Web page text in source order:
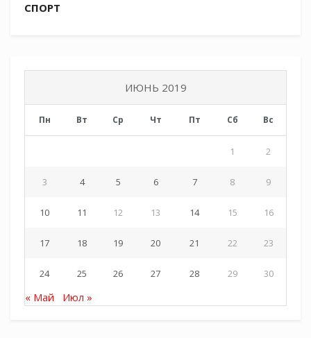
СПОРТ
ИЮНЬ 2019
Пн Вт Ср Чт Пт Сб Вс
1 2
3 4 5 6 7 8 9
10 11 12 13 14 15 16
17 18 19 20 21 22 23
24 25 26 27 28 29 30
« Май Июл »